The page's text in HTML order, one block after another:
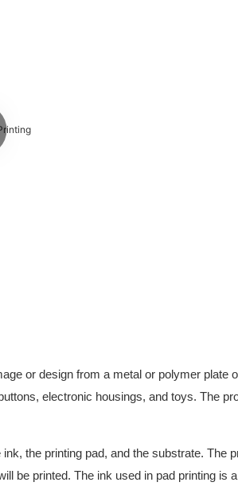
or design from a metal or polymer plate
electronic housings, and toys. The
the printing pad, and the substrate. The
be printed. The ink used in pad printing is